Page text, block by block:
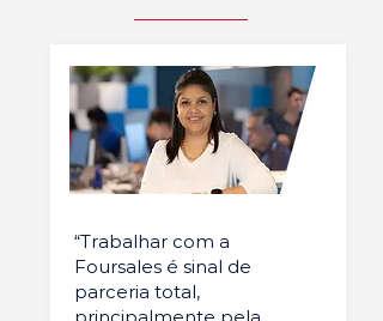
“Trabalhar com a
Foursales é sinal de
parceria total,